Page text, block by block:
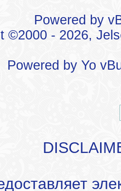
Powered by
©2000 - 2026,
Powered by Yo